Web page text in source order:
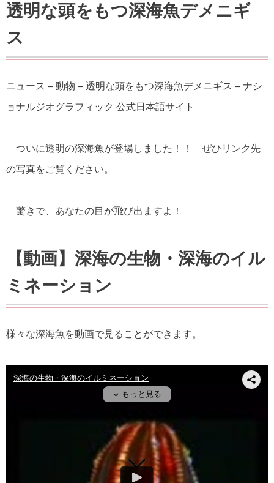
透明な頭をもつ深海魚デメニギ
ス
ニュース – 動物 – 透明な頭をもつ深海魚デメニギス – ナシ
ョナルジオグラフィック 公式日本語サイト
ついに透明の深海魚が登場しました！！ ぜひリンク先
の写真をご覧ください。
驚きで、あなたの目が飛び出ますよ！
【動画】深海の生物・深海のイル
ミネーション
様々な深海魚を動画で見ることができます。